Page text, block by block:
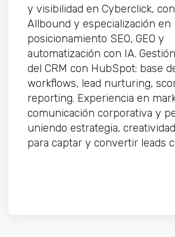
y visibilidad en Cyberclick,
Allbound y especialización en
posicionamiento SEO, GEO y
automatización con IA.
del CRM con HubSpot: base
workflows, lead nurturing,
reporting. Experiencia en
comunicación corporativa y
uniendo estrategia,
para captar y convertir leads